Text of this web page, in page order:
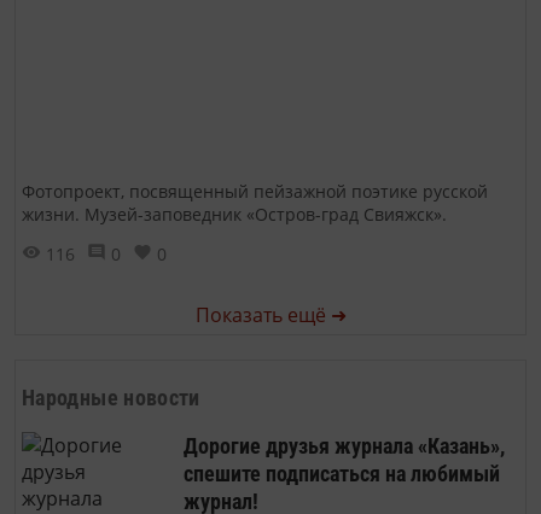
Фотопроект, посвященный пейзажной поэтике русской
жизни. Музей-заповедник «Остров-град Свияжск».
116
0 0
Показать ещё ➜
Народные новости
Дорогие друзья журнала «Казань»,
спешите подписаться на любимый
журнал!